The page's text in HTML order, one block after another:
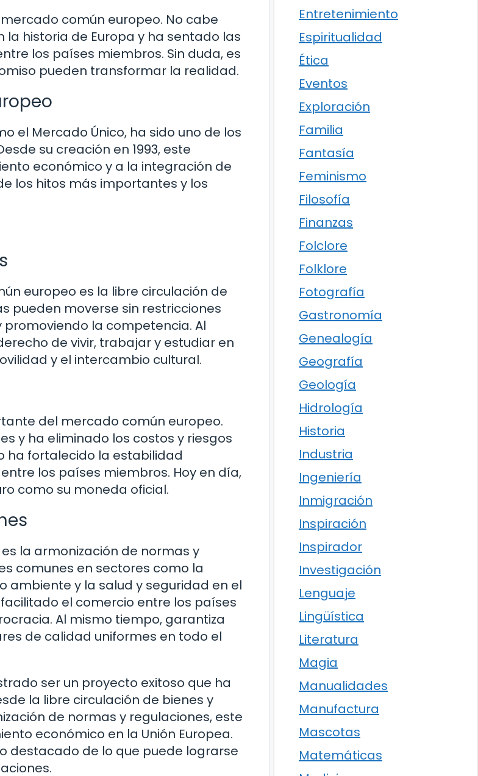
común europeo. No cabe
historia de Europa y ha sentado las
los países miembros. Sin duda, es
pueden transformar la realidad.
el Mercado Único, ha sido uno de los
su creación en 1993, este
económico y a la integración de
los hitos más importantes y los
europeo es la libre circulación de
pueden moverse sin restricciones
la competencia. Al
de vivir, trabajar y estudiar en
y el intercambio cultural.
del mercado común europeo.
y ha eliminado los costos y riesgos
ha fortalecido la estabilidad
los países miembros. Hoy en día,
como su moneda oficial.
la armonización de normas y
comunes en sectores como la
ambiente y la salud y seguridad en el
el comercio entre los países
Al mismo tiempo, garantiza
de calidad uniformes en todo el
ser un proyecto exitoso que ha
la libre circulación de bienes y
de normas y regulaciones, este
económico en la Unión Europea.
destacado de lo que puede lograrse
Entretenimiento
Espiritualidad
Ética
Eventos
Exploración
Familia
Fantasía
Feminismo
Filosofía
Finanzas
Folclore
Folklore
Fotografía
Gastronomía
Genealogía
Geografía
Geología
Hidrología
Historia
Industria
Ingeniería
Inmigración
Inspiración
Inspirador
Investigación
Lenguaje
Lingüística
Literatura
Magia
Manualidades
Manufactura
Mascotas
Matemáticas